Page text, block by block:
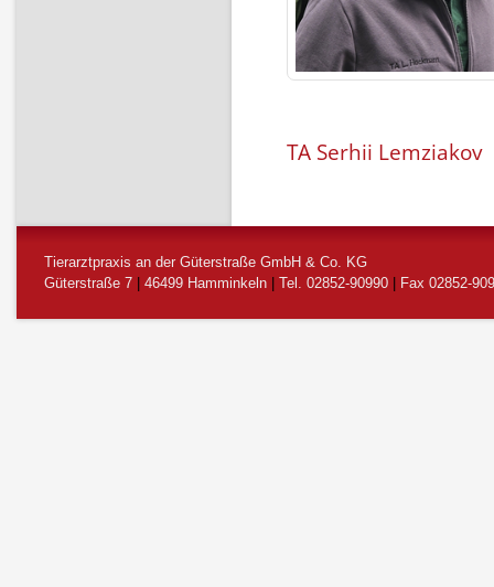
TA Serhii Lemziakov
Tierarztpraxis an der Güterstraße GmbH & Co. KG
Güterstraße 7
46499 Hamminkeln Tel. 02852-90990 Fax 02852-